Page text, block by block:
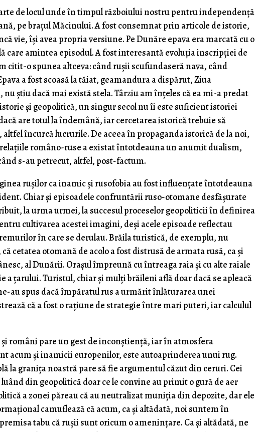
de locul unde în timpul războiului nostru pentru independență
pe brațul Măcinului. A fost consemnat prin articole de istorie,
vie, își avea propria versiune. Pe Dunăre epava era marcată cu o
care amintea episodul. A fost interesantă evoluția inscripției de
citit-o spunea altceva: când rușii scufundaseră nava, când
a fost scoasă la tăiat, geamandura a dispărut, Ziua
știu dacă mai există stela. Târziu am înțeles că ea mi-a predat
și geopolitică, un singur secol nu îi este suficient istoriei
are totul la îndemână, iar cercetarea istorică trebuie să
încurcă lucrurile. De aceea în propaganda istorică de la noi,
româno-ruse a existat întotdeauna un anumit dualism,
s-au petrecut, altfel, post-factum.
rușilor ca inamic și rusofobia au fost influențate întotdeauna
Chiar și episoadele confruntării ruso-otomane desfășurate
la urma urmei, la succesul proceselor geopoliticii în definirea
cultivarea acestei imagini, deși acele episoade reflectau
în care se derulau. Brăila turistică, de exemplu, nu
cetatea otomană de acolo a fost distrusă de armata rusă, ca și
al Dunării. Orașul împreună cu întreaga raia și cu alte raiale
țarului. Turistul, chiar și mulți brăileni află doar dacă se apleacă
au spus dacă împăratul rus a urmărit înlăturarea unei
că a fost o rațiune de strategie între mari puteri, iar calculul
români pare un gest de inconștiență, iar în atmosfera
acum și inamicii europenilor, este autoaprinderea unui rug.
la granița noastră pare să fie argumentul căzut din ceruri. Cei
din geopolitică doar ce le convine au primit o gură de aer
a zonei păreau că au neutralizat muniția din depozite, dar ele
camuflează că acum, ca și altădată, noi suntem în
tabu că rușii sunt oricum o amenințare. Ca și altădată, ne